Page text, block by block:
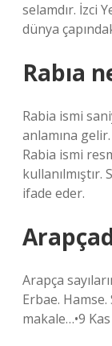
selamdır. İzci
dünya
Rabıa
Rabia ismi
anlamına
Rabia ismi
kullanılmıştır.
ifade eder.
Arapça
Erbae.
makale…•9